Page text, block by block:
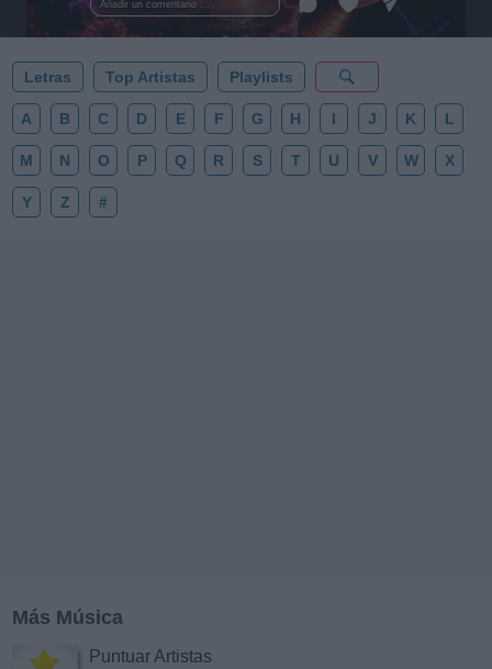
Añadir un comentario ...
✨⭐
Letras Top Artistas Playlists
A B C D E F G H I J K L
M N O P Q R S T U V W X
Y Z #
Más Música
Puntuar Artistas